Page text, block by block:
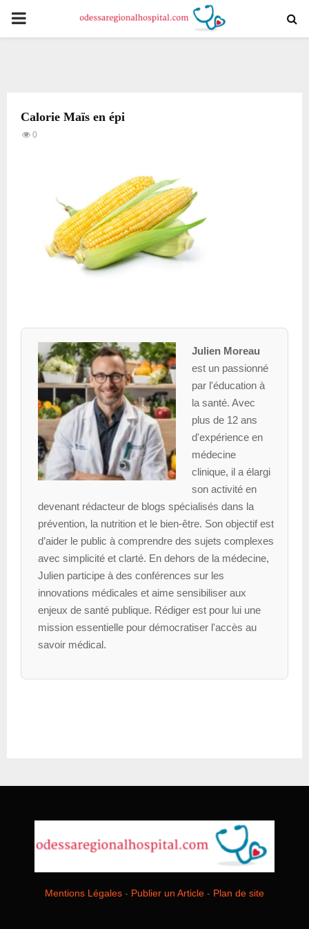
PRIMARY
Calorie Maïs en épi
0
Julien Moreau
est un passionné
par l'éducation à
la santé. Avec
plus de 12 ans
d'expérience en
médecine
clinique, il a élargi
son activité en
devenant rédacteur de blogs spécialisés dans la
prévention, la nutrition et le bien-être. Son objectif est
d’aider le public à comprendre des sujets complexes
avec simplicité et clarté. En dehors de la médecine,
Julien participe à des conférences sur les
innovations médicales et aime sensibiliser aux
enjeux de santé publique. Rédiger est pour lui une
mission essentielle pour démocratiser l'accès au
savoir médical.
Mentions Légales - Publier un Article - Plan de site